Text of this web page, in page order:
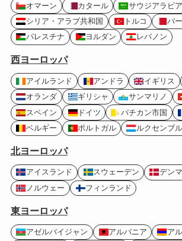
オマーン
カタール
サウジアラビア
シリア・アラブ共和国
トルコ
バ
パレスチナ
ヨルダン レバノン
西ヨーロッパ
アイルランド アンドラ イギリス
オランダ
ギリシャ サンマリノ
スペイン
ドイツ バチカン市国
ベルギー
ポルトガル ルクセンブ
北ヨーロッパ
アイスランド スウェーデン
デン
ノルウェー
フィンランド
東ヨーロッパ
アゼルバイジャン アルバニア
ア